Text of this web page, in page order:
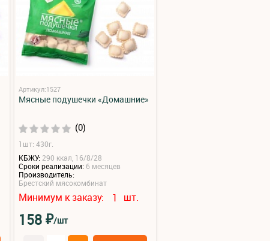
Артикул:1527
Мясные подушечки «Домашние»
(0)
1шт: 430г.
КБЖУ: 290 ккал, 16/8/28
Сроки реализации: 6 месяцев
Производитель:
Брестский мясокомбинат
Минимум к заказу: 1 шт.
158₽/шт